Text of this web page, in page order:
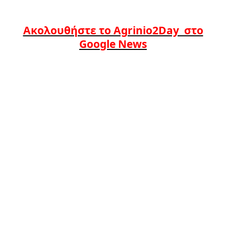
Ακολουθήστε το Agrinio2Day στο
Google News